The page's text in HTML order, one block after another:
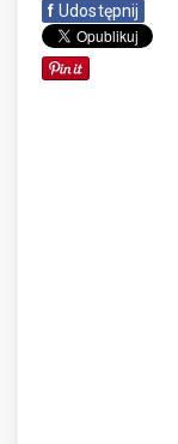
f Udostępnij